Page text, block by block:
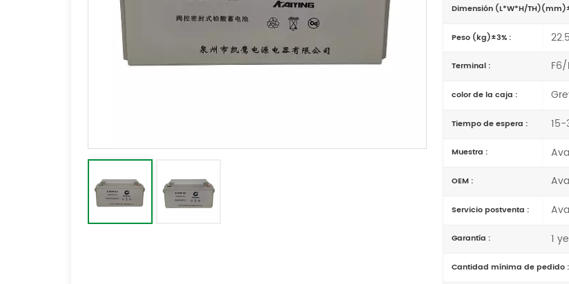
Dimensión (L*W*H/
Peso (kg)±3% :
Terminal :
color de la caja :
Tiempo de espera :
Muestra :
OEM :
Servicio postventa :
Garantía : 1
Cantidad mínima de pedido :